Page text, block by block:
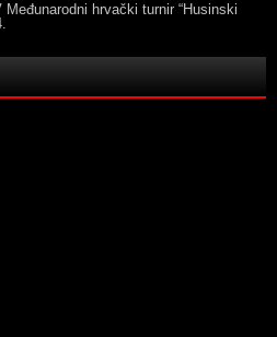
hrvački turnir “Husinski